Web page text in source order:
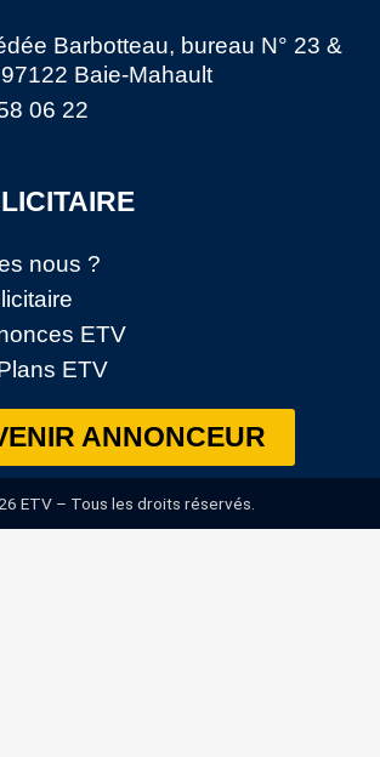
Barbotteau, bureau N° 23 &
Baie-Mahault
06 22
nous ?
ETV
ETV
ANNONCEUR
ETV – Tous les droits réservés.